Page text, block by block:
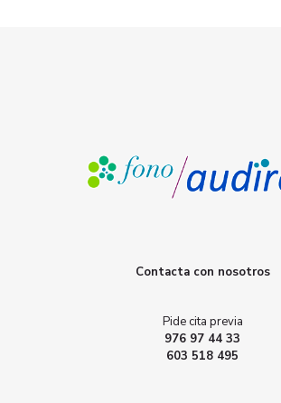
Contacta con nosotros
Pide cita previa
976 97 44 33
603 518 495